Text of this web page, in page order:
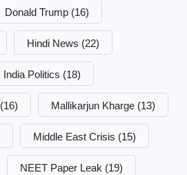
Donald Trump (16)
Hindi News (22)
India Politics (18)
(16) Mallikarjun Kharge (13)
Middle East Crisis (15)
NEET Paper Leak (19)